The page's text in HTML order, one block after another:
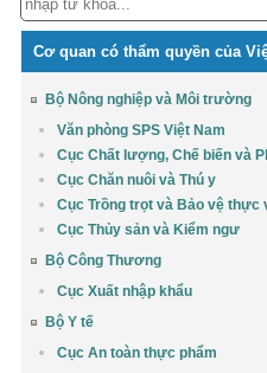
Cơ quan có thẩm quyền của
Bộ Nông nghiệp và Môi trường
Văn phòng SPS Việt Nam
Cục Chất lượng, Chế biến và
Cục Chăn nuôi và Thú y
Cục Trồng trọt và Bảo vệ thực
Cục Thủy sản và Kiểm ngư
Bộ Công Thương
Cục Xuất nhập khẩu
Bộ Y tế
Cục An toàn thực phẩm